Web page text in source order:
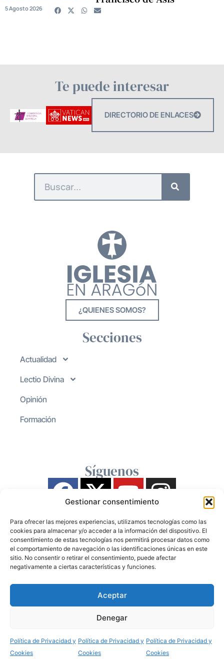
Gestionar consentimiento
Para ofrecer las mejores experiencias, utilizamos tecnologías como las
cookies para almacenar y/o acceder a la información del dispositivo. El
consentimiento de estas tecnologías nos permitirá procesar datos como
el comportamiento de navegación o las identificaciones únicas en este
sitio. No consentir o retirar el consentimiento, puede afectar
negativamente a ciertas características y funciones.
Aceptar
Denegar
Política de Privacidad y
Cookies
Política de Privacidad y
Cookies
Política de Privacidad y
Cookies
5 Agosto 2026
Te puede interesar
DIRECTORIO DE ENLACES
¿QUIENES SOMOS?
Secciones
Actualidad
Lectio Divina
Opinión
Formación
Síguenos